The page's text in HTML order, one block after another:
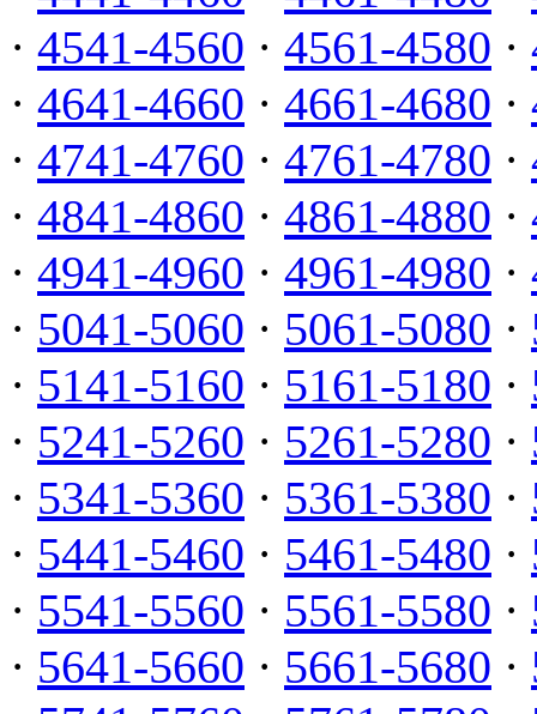
· 4541-4560 · 4561-4580 ·
· 4641-4660 · 4661-4680 ·
· 4741-4760 · 4761-4780 ·
· 4841-4860 · 4861-4880 ·
· 4941-4960 · 4961-4980 ·
· 5041-5060 · 5061-5080 ·
· 5141-5160 · 5161-5180 ·
· 5241-5260 · 5261-5280 ·
· 5341-5360 · 5361-5380 ·
· 5441-5460 · 5461-5480 ·
· 5541-5560 · 5561-5580 ·
· 5641-5660 · 5661-5680 ·